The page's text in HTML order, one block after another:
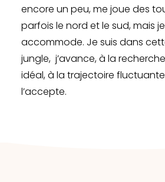
encore un peu, me joue des
parfois le nord et le sud, mais je
accommode. Je suis dans
jungle, j’avance, à la
idéal, à la trajectoire
l’accepte.